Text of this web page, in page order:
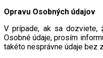
Opravu Osobných údajov
V prípade, ak sa dozviete,
Osobné údaje, prosím
takéto nesprávne údaje bez